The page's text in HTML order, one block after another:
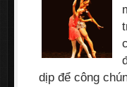
dịp để công